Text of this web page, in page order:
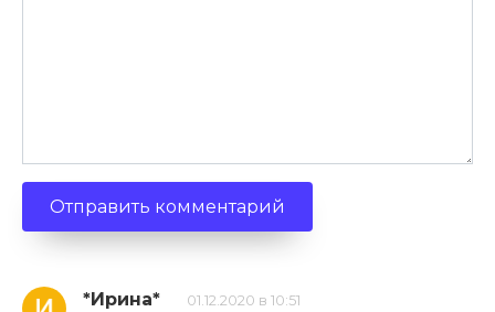
*Ирина* 01.12.2020 в 10:51